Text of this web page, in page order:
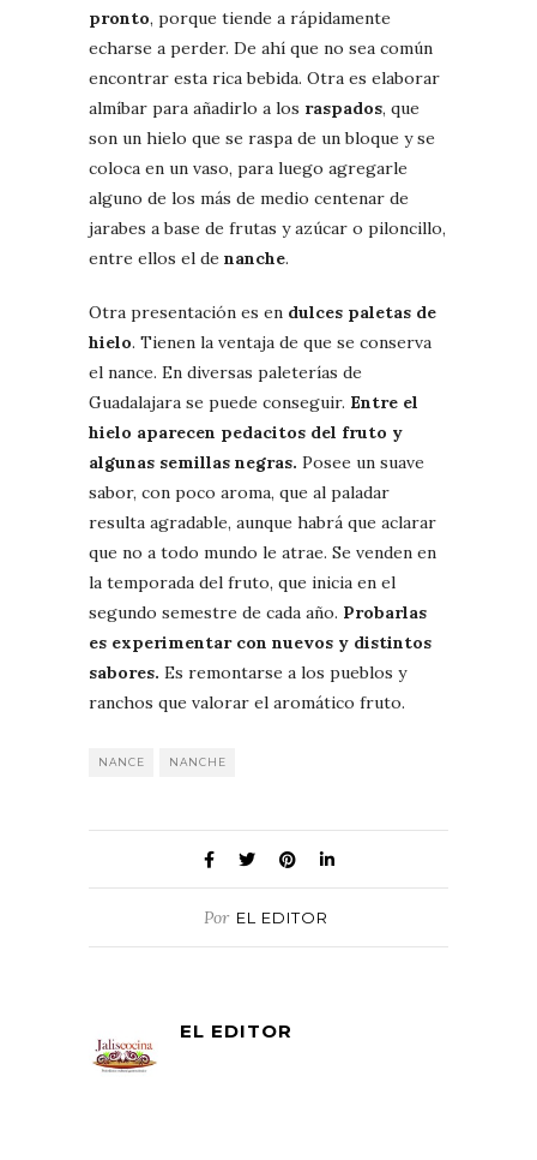
pronto, porque tiende a rápidamente
echarse a perder. De ahí que no sea común
encontrar esta rica bebida. Otra es elaborar
almíbar para añadirlo a los raspados, que
son un hielo que se raspa de un bloque y se
coloca en un vaso, para luego agregarle
alguno de los más de medio centenar de
jarabes a base de frutas y azúcar o piloncillo,
entre ellos el de nanche.
Otra presentación es en dulces paletas de
hielo. Tienen la ventaja de que se conserva
el nance. En diversas paleterías de
Guadalajara se puede conseguir. Entre el
hielo aparecen pedacitos del fruto y
algunas semillas negras. Posee un suave
sabor, con poco aroma, que al paladar
resulta agradable, aunque habrá que aclarar
que no a todo mundo le atrae. Se venden en
la temporada del fruto, que inicia en el
segundo semestre de cada año. Probarlas
es experimentar con nuevos y distintos
sabores. Es remontarse a los pueblos y
ranchos que valorar el aromático fruto.
NANCE NANCHE
Por EL EDITOR
EL EDITOR